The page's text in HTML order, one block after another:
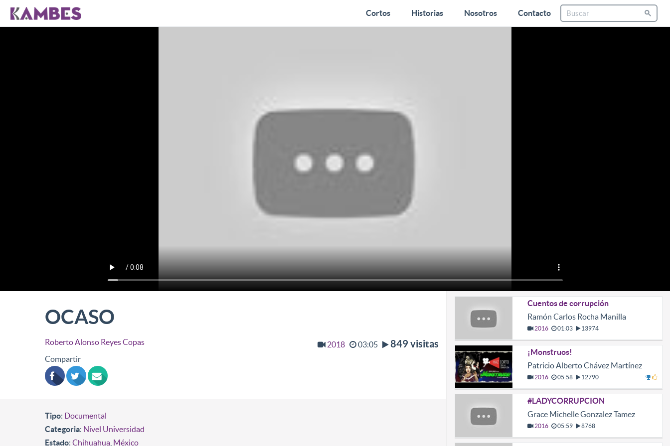
Cortos Historias Nosotros Contacto
OCASO
Roberto Alonso Reyes Copas 2018 03:05 849 visitas
Compartir
Tipo: Documental
Categoria: Nivel Universidad
Estado: Chihuahua, México
Cuentos de corrupción
Ramón Carlos Rocha Manilla
2016 01:03 13974
¡Monstruos!
Patricio Alberto Chávez Martínez
2016 05:58 12790
#LADYCORRUPCION
Grace Michelle Gonzalez Tamez
2016 05:59 8768